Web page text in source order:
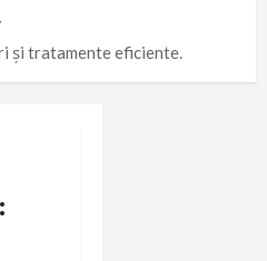
și tratamente eficiente.